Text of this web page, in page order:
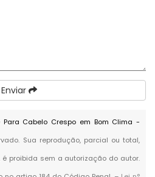
Enviar
Para Cabelo Crespo em Bom Clima -
Sua reprodução, parcial ou total,
proibida sem a autorização do autor.